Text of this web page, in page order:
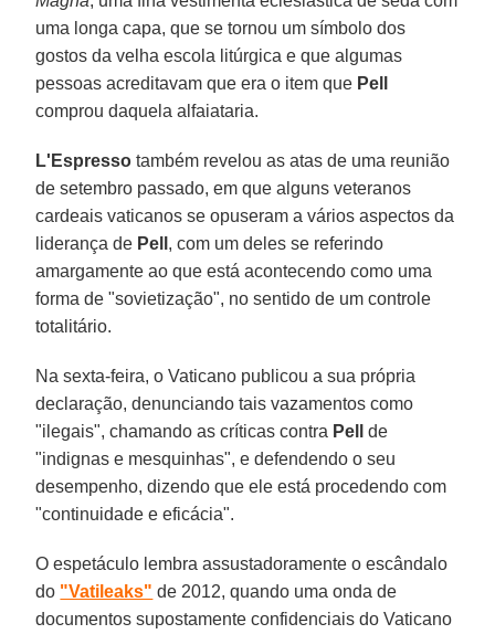
uma longa capa, que se tornou um símbolo dos
gostos da velha escola litúrgica e que algumas
pessoas acreditavam que era o item que Pell
comprou daquela alfaiataria.
L'Espresso também revelou as atas de uma reunião
de setembro passado, em que alguns veteranos
cardeais vaticanos se opuseram a vários aspectos da
liderança de Pell , com um deles se referindo
amargamente ao que está acontecendo como uma
forma de "sovietização", no sentido de um controle
totalitário.
Na sexta-feira, o Vaticano publicou a sua própria
declaração, denunciando tais vazamentos como
"ilegais", chamando as críticas contra Pell
de
"indignas e mesquinhas", e defendendo o seu
desempenho, dizendo que ele está procedendo com
"continuidade e eficácia".
O espetáculo lembra assustadoramente o escândalo
do "Vatileaks" de 2012, quando uma onda de
documentos supostamente confidenciais do Vaticano